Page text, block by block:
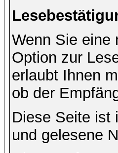
Wenn Sie eine
Option zur
erlaubt Ihnen
ob der
Diese Seite ist
und gelesene